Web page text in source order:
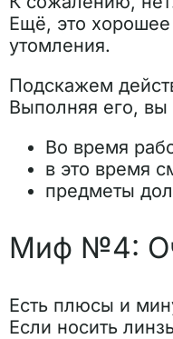
Ещё, это хорошее
утомления.
Подскажем
Выполняя его, вы
Во время
в это время
предметы
Миф №4:
Есть плюсы и
Если носить